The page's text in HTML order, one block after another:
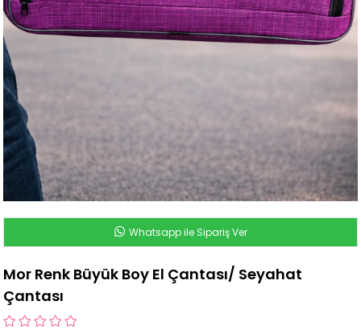
Whatsapp ile Sipariş Ver
Mor Renk Büyük Boy El Çantası/ Seyahat
Çantası